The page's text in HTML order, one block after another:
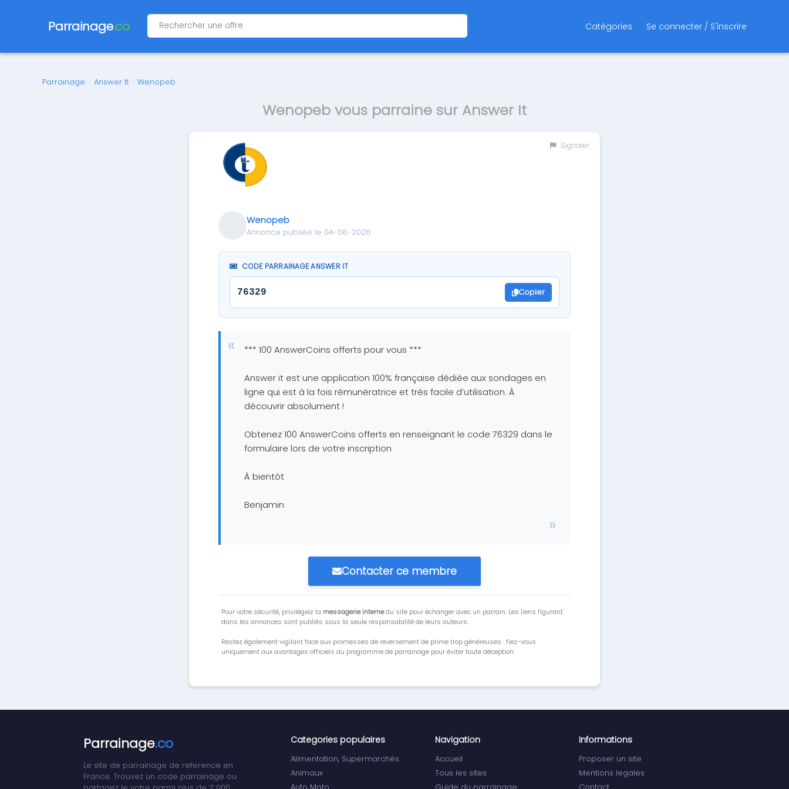
Parrainage.co Catégories Se connecter / S'inscrire
Parrainage › Answer It › Wenopeb
Wenopeb vous parraine sur Answer It
Signaler
Wenopeb
Annonce publiée le 04-08-2026
CODE PARRAINAGE ANSWER IT
76329 Copier
*** 100 AnswerCoins offerts pour vous ***
Answer it est une application 100% française dédiée aux sondages en
ligne qui est à la fois rémunératrice et très facile d’utilisation. À
découvrir absolument !
Obtenez 100 AnswerCoins offerts en renseignant le code 76329 dans le
formulaire lors de votre inscription
À bientôt
Benjamin
Contacter ce membre
Pour votre sécurité, privilégiez la messagerie internedu site pour échanger avec un parrain. Les liens figurant
dans les annonces sont publiés sous la seule responsabilité de leurs auteurs.
Restez également vigilant face aux promesses de reversement de prime trop généreuses : fiez-vous
uniquement aux avantages officiels du programme de parrainage pour éviter toute déception.
Parrainage.co
Le site de parrainage de reference en
France. Trouvez un code parrainage ou
Categories populaires
Alimentation, Supermarchés
Animaux
Navigation
Accueil
Tous les sites
Informations
Proposer un site
Mentions legales